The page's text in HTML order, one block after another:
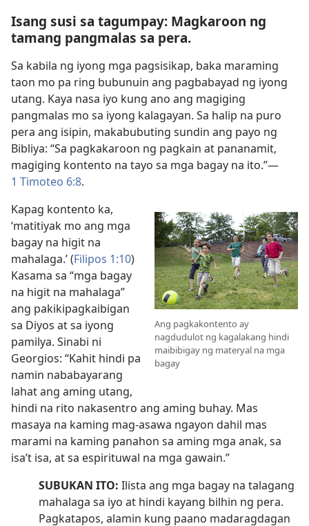
Isang susi sa tagumpay: Magkaroon ng
tamang pangmalas sa pera.
Sa kabila ng iyong mga pagsisikap, baka maraming
taon mo pa ring bubunuin ang pagbabayad ng iyong
utang. Kaya nasa iyo kung ano ang magiging
pangmalas mo sa iyong kalagayan. Sa halip na puro
pera ang isipin, makabubuting sundin ang payo ng
Bibliya: “Sa pagkakaroon ng pagkain at pananamit,
magiging kontento na tayo sa mga bagay na ito.”​—
1 Timoteo 6:8.
Ang pagkakontento ay
nagdudulot ng kagalakang hindi
maibibigay ng materyal na mga
bagay
Kapag kontento ka,
‘matitiyak mo ang mga
bagay na higit na
mahalaga.’ (Filipos 1:10)
Kasama sa “mga bagay
na higit na mahalaga”
ang pakikipagkaibigan
sa Diyos at sa iyong
pamilya. Sinabi ni
Georgios: “Kahit hindi pa
namin nababayarang
lahat ang aming utang,
hindi na rito nakasentro ang aming buhay. Mas
masaya na kaming mag-asawa ngayon dahil mas
marami na kaming panahon sa aming mga anak, sa
isa’t isa, at sa espirituwal na mga gawain.”
SUBUKAN ITO: Ilista ang mga bagay na talagang
mahalaga sa iyo at hindi kayang bilhin ng pera.
Pagkatapos, alamin kung paano madaragdagan